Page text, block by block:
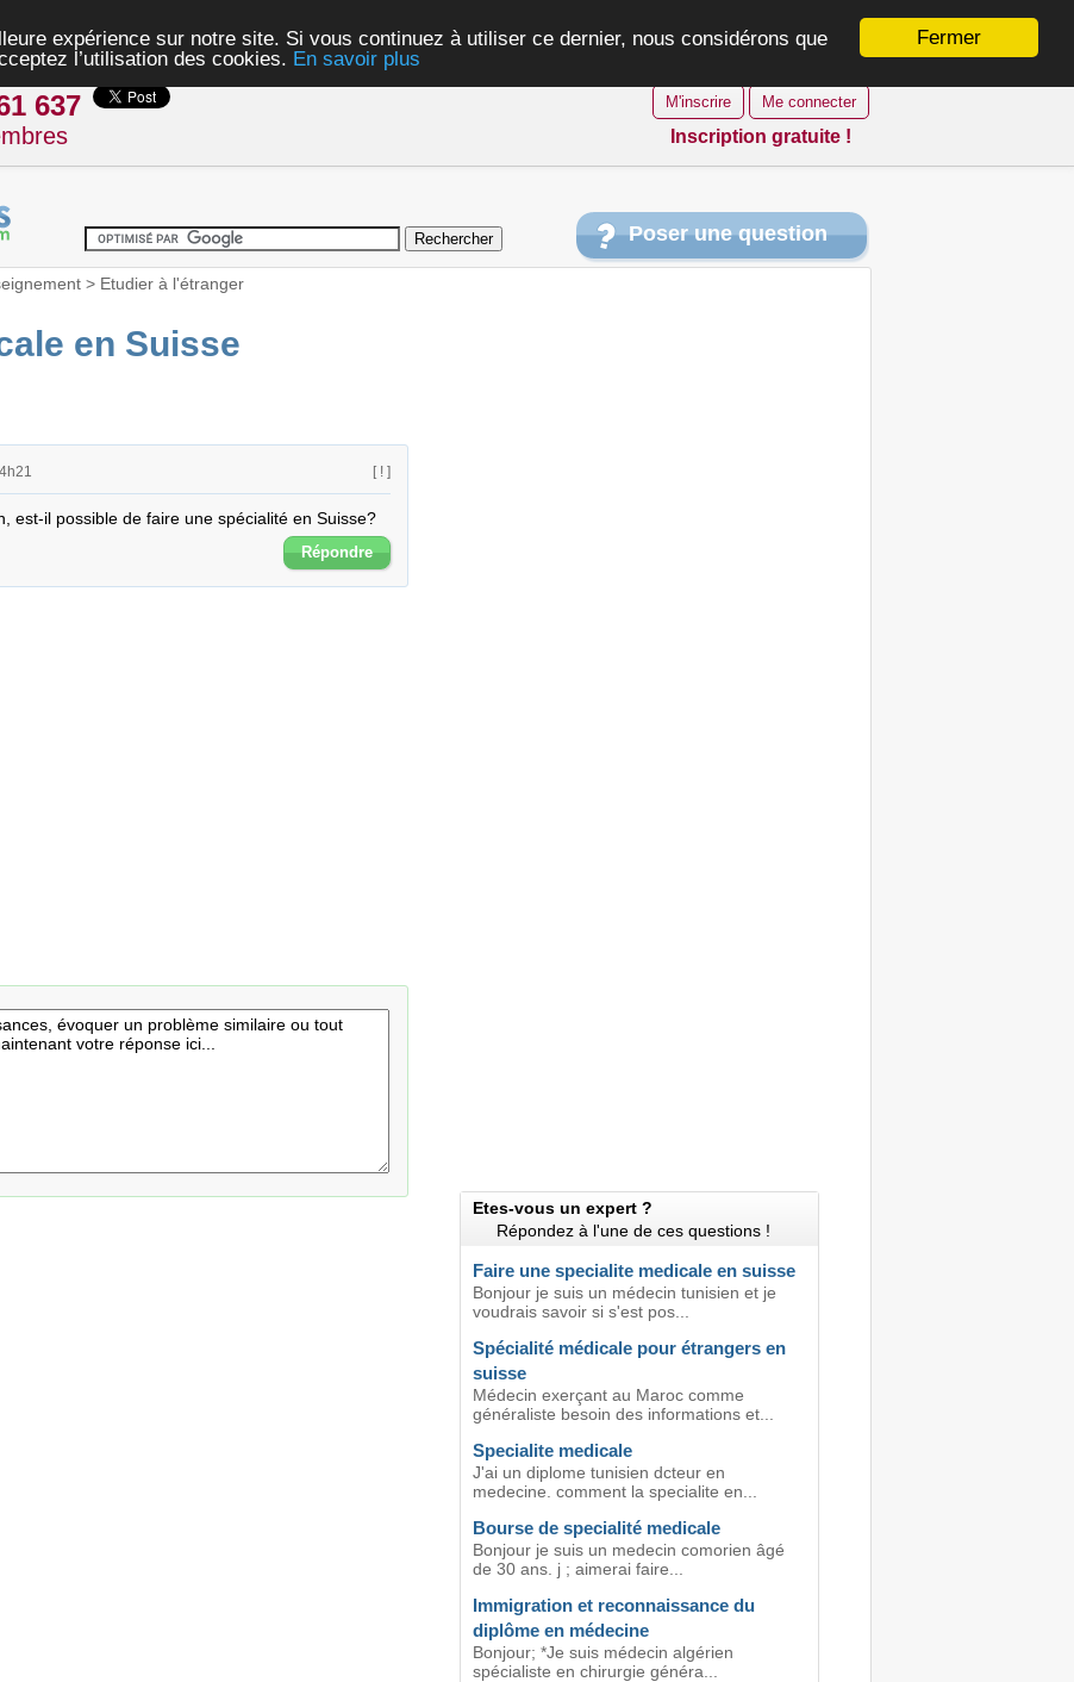
Fermer
expérience sur notre site. Si vous continuez à utiliser ce dernier, nous considérons que
l’utilisation des cookies. En savoir plus
637 M'inscrire Me connecter
Inscription gratuite !
Poser une question
> Etudier à l'étranger
en Suisse
[ ! ]
est-il possible de faire une spécialité en Suisse?
Répondre
Etes-vous un expert ?
Répondez à l'une de ces questions !
Faire une specialite medicale en suisse
Bonjour je suis un médecin tunisien et je
voudrais savoir si s'est pos...
Spécialité médicale pour étrangers en
suisse
Médecin exerçant au Maroc comme
généraliste besoin des informations et...
Specialite medicale
J'ai un diplome tunisien dcteur en
medecine. comment la specialite en...
Bourse de specialité medicale
Bonjour je suis un medecin comorien âgé
de 30 ans. j ; aimerai faire...
Immigration et reconnaissance du
diplôme en médecine
Bonjour; *Je suis médecin algérien
spécialiste en chirurgie généra...